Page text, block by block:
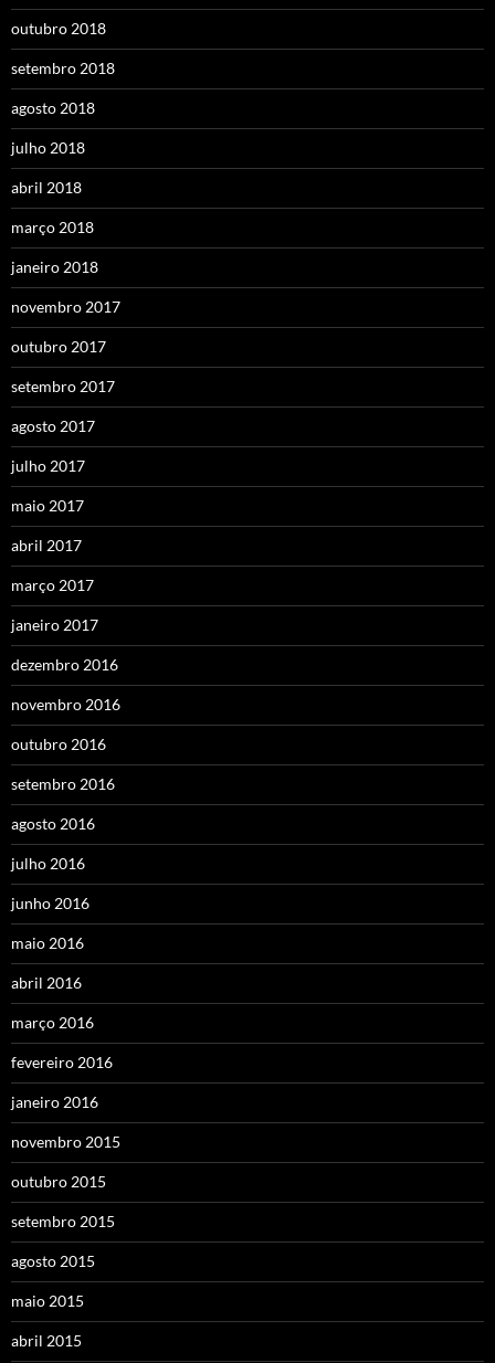
outubro 2018
setembro 2018
agosto 2018
julho 2018
abril 2018
março 2018
janeiro 2018
novembro 2017
outubro 2017
setembro 2017
agosto 2017
julho 2017
maio 2017
abril 2017
março 2017
janeiro 2017
dezembro 2016
novembro 2016
outubro 2016
setembro 2016
agosto 2016
julho 2016
junho 2016
maio 2016
abril 2016
março 2016
fevereiro 2016
janeiro 2016
novembro 2015
outubro 2015
setembro 2015
agosto 2015
maio 2015
abril 2015